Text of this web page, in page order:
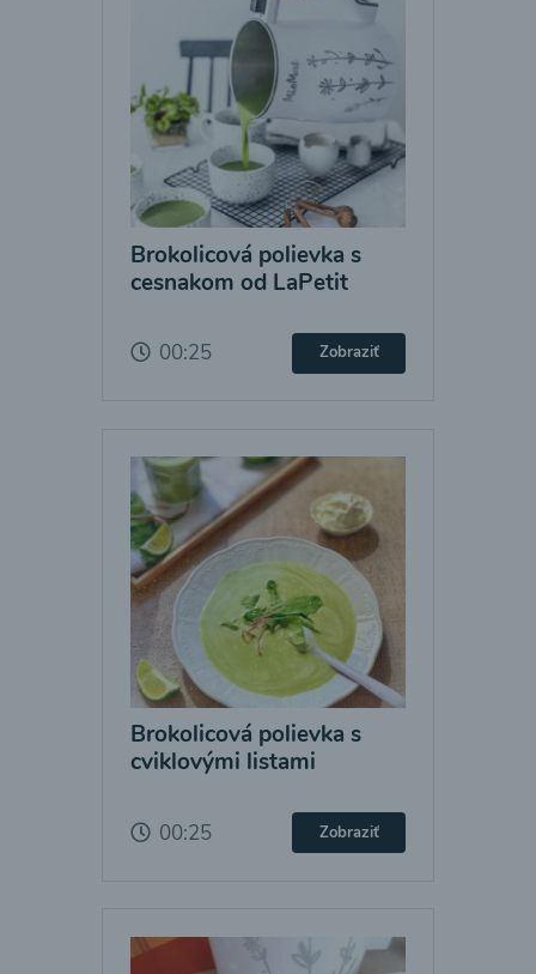
Brokolicová polievka s
cesnakom od LaPetit
00:25 Zobraziť
Brokolicová polievka s
cviklovými listami
00:25 Zobraziť